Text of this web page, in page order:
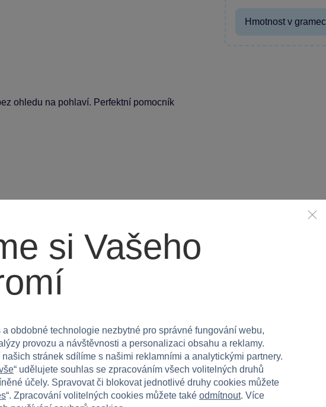
ohledu na pohlaví. Perfektní pomocník
s tímto skvělým kousátkem!
Hmotnost v
si Vašeho
obdobné technologie nezbytné pro správné fungování webu,
provozu a návštěvnosti a personalizaci obsahu a reklamy.
našich stránek sdílíme s našimi reklamními a analytickými partnery.
“ udělujete souhlas se zpracováním všech volitelných druhů
účely. Spravovat či blokovat jednotlivé druhy cookies můžete
“. Zpracování volitelných cookies můžete také odmítnout. Více